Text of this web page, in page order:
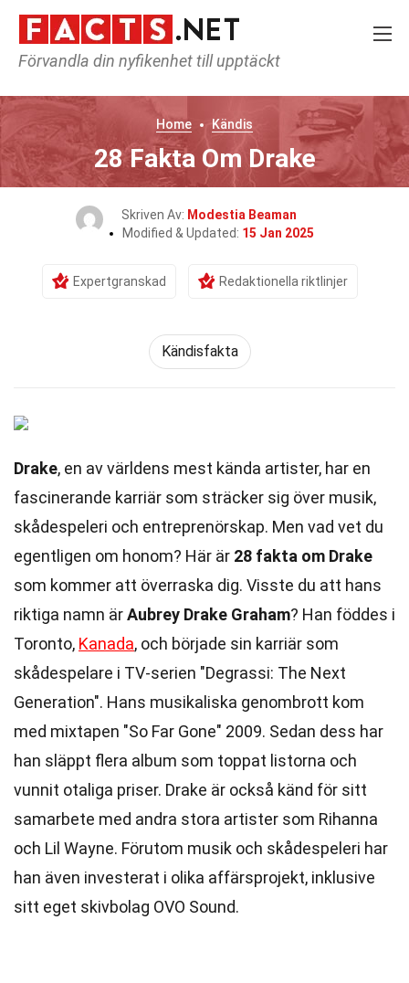
Förvandla din nyfikenhet till upptäckt
Home Kändis
28 Fakta Om Drake
Skriven Av: Modestia Beaman
Modified & Updated: 15 Jan 2025
Expertgranskad Redaktionella riktlinjer
Kändisfakta
Drake, en av världens mest kända artister, har en
fascinerande karriär som sträcker sig över musik,
skådespeleri och entreprenörskap. Men vad vet du
egentligen om honom? Här är 28 fakta om Drake
som kommer att överraska dig. Visste du att hans
riktiga namn ärAubrey Drake Graham? Han föddes i
Toronto, Kanada, och började sin karriär som
skådespelare i TV-serien "Degrassi: The Next
Generation". Hans musikaliska genombrott kom
med mixtapen "So Far Gone" 2009. Sedan dess har
han släppt flera album som toppat listorna och
vunnit otaliga priser. Drake är också känd för sitt
samarbete med andra stora artister som Rihanna
och Lil Wayne. Förutom musik och skådespeleri har
han även investerat i olika affärsprojekt, inklusive
sitt eget skivbolag OVO Sound.